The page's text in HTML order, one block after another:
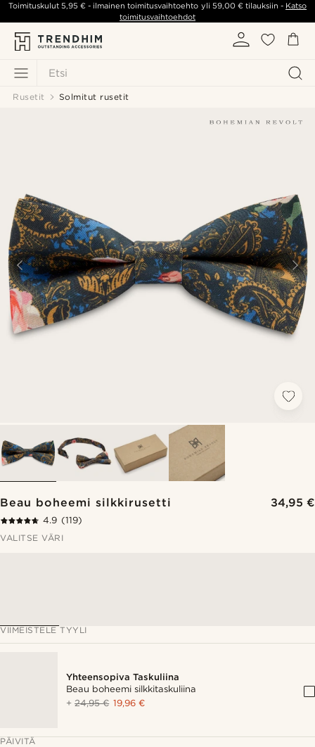
Etsi
Toimituskulut5,95 € - ilmainen toimitusvaihtoehto yli 59,00 €tilauksiin - Katso
toimitusvaihtoehdot
Rusetit Solmitut rusetit
Beau boheemi silkkirusetti 34,95 €
4.9 (119)
VALITSE VÄRI
VIIMEISTELE TYYLI
Yhteensopiva Taskuliina
Beau boheemi silkkitaskuliina
+24,95 € 19,96 €
PÄIVITÄ